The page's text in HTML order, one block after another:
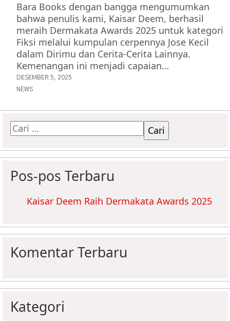
Bara Books dengan bangga mengumumkan
bahwa penulis kami, Kaisar Deem, berhasil
meraih Dermakata Awards 2025 untuk kategori
Fiksi melalui kumpulan cerpennya Jose Kecil
dalam Dirimu dan Cerita-Cerita Lainnya.
Kemenangan ini menjadi capaian…
DESEMBER 5, 2025
NEWS
Cari
untuk:
Pos-pos Terbaru
Kaisar Deem Raih Dermakata Awards 2025
Komentar Terbaru
Kategori